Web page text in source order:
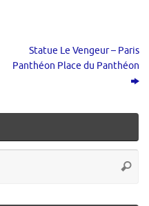
Statue Le Vengeur – Paris
Panthéon Place du Panthéon